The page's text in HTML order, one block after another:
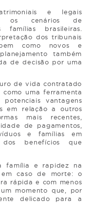
e legais
os cenários de
famílias brasileiras.
dos tribunais
como novos e
também
de decisão por uma
de vida contratado
uma ferramenta
vantagens
em relação a outros
mais recentes,
de pagamentos,
e famílias em
dos benefícios que
família e rapidez na
em caso de morte: o
rápida e com menos
momento que, por
delicado para a